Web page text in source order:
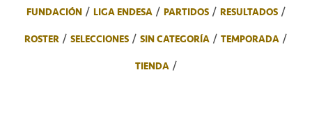
FUNDACIÓN
LIGA ENDESA PARTIDOS
RESULTADOS
ROSTER
SELECCIONES SIN CATEGORÍA
TEMPORADA
TIENDA